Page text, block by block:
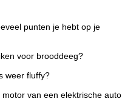
punten je hebt op je
voor brooddeeg?
weer fluffy?
van een elektrische auto